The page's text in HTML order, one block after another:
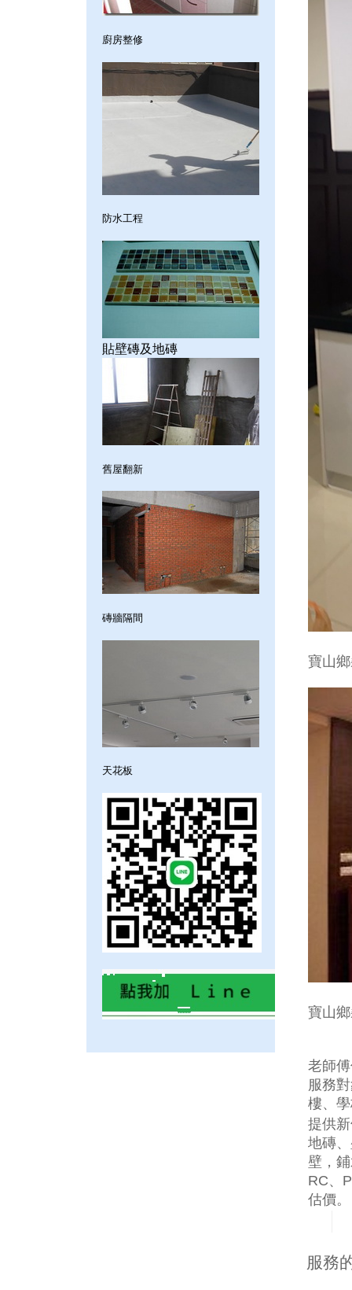
廚房整修
防水工程
貼壁磚及地磚
舊屋翻新
磚牆隔間
天花板
寶山
寶山
老師
服務
樓、
提供
地磚
壁，
RC、
估價。
服務